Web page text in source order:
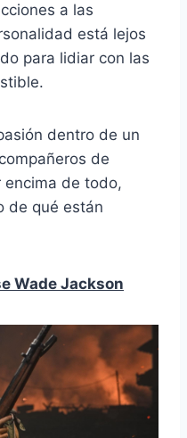
a las
está lejos
para lidiar con las
dentro de un
de
encima de todo,
de qué están
Wade Jackson